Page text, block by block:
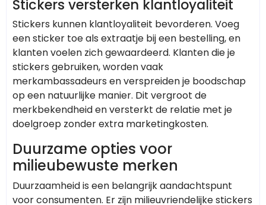
Stickers versterken klantloyaliteit
Stickers kunnen klantloyaliteit bevorderen. Voeg
een sticker toe als extraatje bij een bestelling, en
klanten voelen zich gewaardeerd. Klanten die je
stickers gebruiken, worden vaak
merkambassadeurs en verspreiden je boodschap
op een natuurlijke manier. Dit vergroot de
merkbekendheid en versterkt de relatie met je
doelgroep zonder extra marketingkosten.
Duurzame opties voor
milieubewuste merken
Duurzaamheid is een belangrijk aandachtspunt
voor consumenten. Er zijn milieuvriendelijke stickers